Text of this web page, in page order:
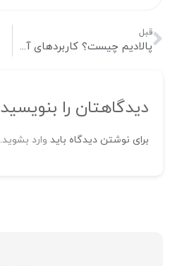
قبل
پالادیم چیست؟ کاربردهای آن چیست؟ چگونه می‌توان در این فلز سرمایه‌گذاری کرد؟
دیدگاهتان را بنویسید
برای نوشتن دیدگاه باید وارد بشوید.